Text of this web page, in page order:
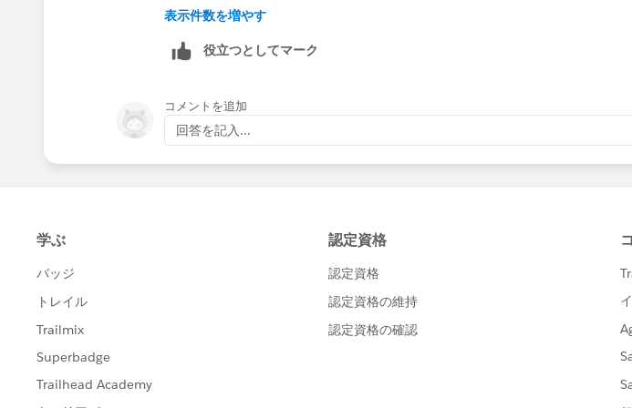
表示件数を増やす
役立つとしてマーク
コメントを追加
回答を記入...